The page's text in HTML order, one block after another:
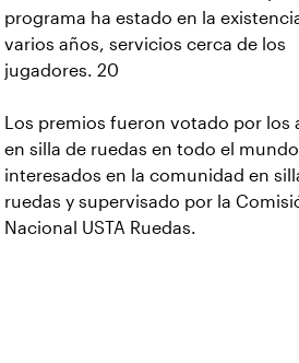
programa ha estado en la
varios años, servicios cerca de los
jugadores. 20
Los premios fueron votado por los
en silla de ruedas en todo el
interesados en la comunidad en
ruedas y supervisado por la
Nacional USTA Ruedas.